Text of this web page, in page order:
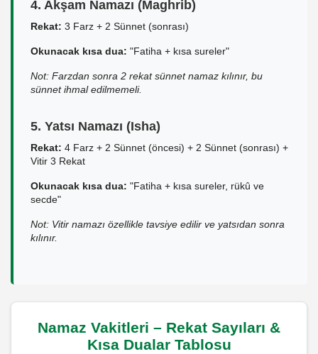
4. Akşam Namazı (Maghrib)
Rekat: 3 Farz + 2 Sünnet (sonrası)
Okunacak kısa dua: "Fatiha + kısa sureler"
Not: Farzdan sonra 2 rekat sünnet namaz kılınır, bu
sünnet ihmal edilmemeli.
5. Yatsı Namazı (Isha)
Rekat: 4 Farz + 2 Sünnet (öncesi) + 2 Sünnet (sonrası) +
Vitir 3 Rekat
Okunacak kısa dua: "Fatiha + kısa sureler, rükû ve
secde"
Not: Vitir namazı özellikle tavsiye edilir ve yatsıdan sonra
kılınır.
Namaz Vakitleri – Rekat Sayıları &
Kısa Dualar Tablosu